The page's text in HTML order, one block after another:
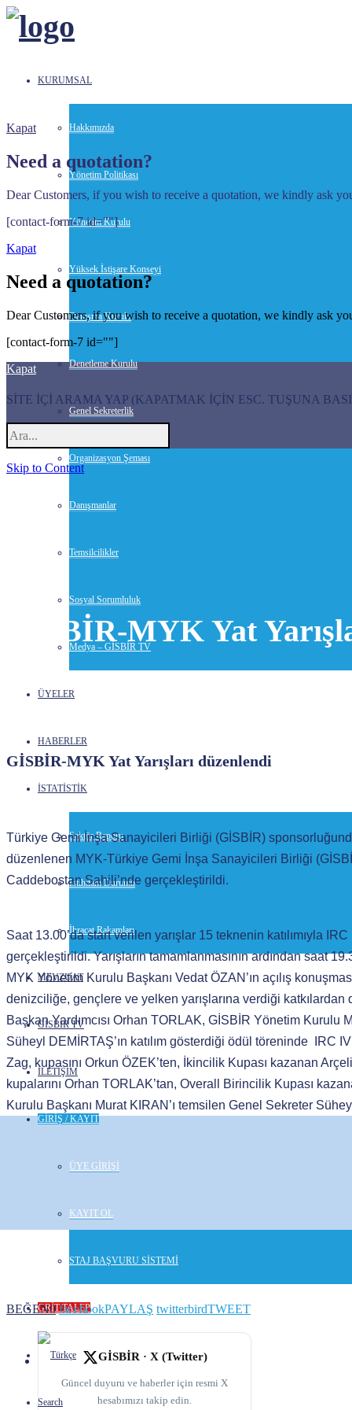
KURUMSAL
Hakkımızda
Yönetim Politikası
Yönetim Kurulu
Yüksek İstişare Konseyi
Danışma Kurulu
Denetleme Kurulu
Genel Sekreterlik
Organizasyon Şeması
Danışmanlar
Temsilcilikler
Sosyal Sorumluluk
Medya – GİSBİR TV
ÜYELER
HABERLER
İSTATİSTİK
Sektör Raporu
İstihdam Durumu
İhracat Rakamları
MEVZUAT
GİSBİR TV
İLETİŞİM
GİRİŞ / KAYIT
ÜYE GİRİŞİ
KAYIT OL
STAJ BAŞVURU SİSTEMİ
GRİT TALEP
Search
Kapat
Need a quotation?
Dear Customers, if you wish to receive a quotation, we kindly ask
[contact-form-7 id=""]
Kapat
Need a quotation?
Dear Customers, if you wish to receive a quotation, we kindly ask
[contact-form-7 id=""]
Kapat
SİTE İÇİ ARAMA YAP (KAPATMAK İÇİN ESC. TUŞUNA
Skip to Content
GİSBİR-MYK Yat
GİSBİR-MYK Yat Yarışları düzenlendi
Türkiye Gemi İnşa Sanayicileri Birliği (GİSBİR)
düzenlenen MYK-Türkiye Gemi İnşa Sanayicileri Birliği
Caddebostan Sahili’nde gerçekleştirildi.
Saat 13.00’da start verilen yarışlar 15 teknenin katılımıyla
gerçekleştirildi. Yarışların tamamlanmasının ardından saat
MYK Yönetim Kurulu Başkanı Vedat ÖZAN’ın açılış
denizciliğe, gençlere ve yelken yarışlarına verdiği
Başkan Yardımcısı Orhan TORLAK, GİSBİR Yönetim
Süheyl DEMİRTAŞ’ın katılım gösterdiği ödül töreninde IRC
Zag, kupasını Orkun ÖZEK’ten, İkincilik Kupası kazanan
kupalarını Orhan TORLAK’tan, Overall Birincilik Kupası
Kurulu Başkanı Murat KIRAN’ı temsilen Genel Sekreter
BEĞEN0 facebookPAYLAŞ twitterbirdTWEET
GİSBİR · X (Twitter)
Güncel duyuru ve haberler için resmi X
hesabımızı takip edin.